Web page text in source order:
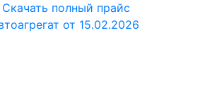
Скачать полный прайс
от 15.02.2026